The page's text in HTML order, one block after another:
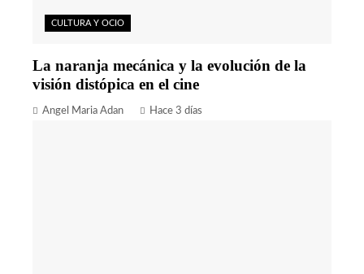
CULTURA Y OCIO
La naranja mecánica y la evolución de la
visión distópica en el cine
Angel Maria Adan Hace 3 días